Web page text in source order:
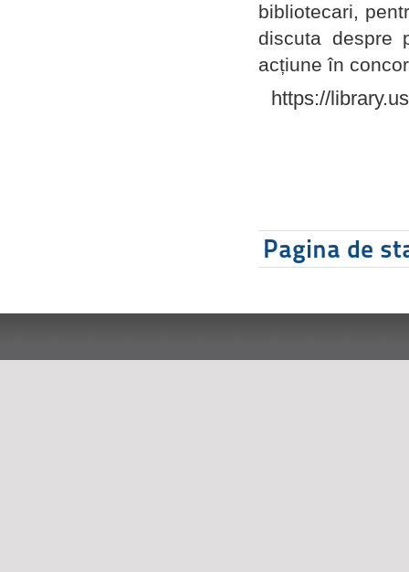
bibliotecari,
discuta despre
acțiune în
https://
Pagina de